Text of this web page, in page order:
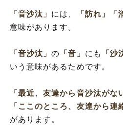
「音沙汰」 には、 「訪れ」 「
意味があります。
「音沙汰」の 「音」 にも 「沙
いう意味があるためです。
「最近、友達から音沙汰がな
「ここのところ、友達から連
があります。